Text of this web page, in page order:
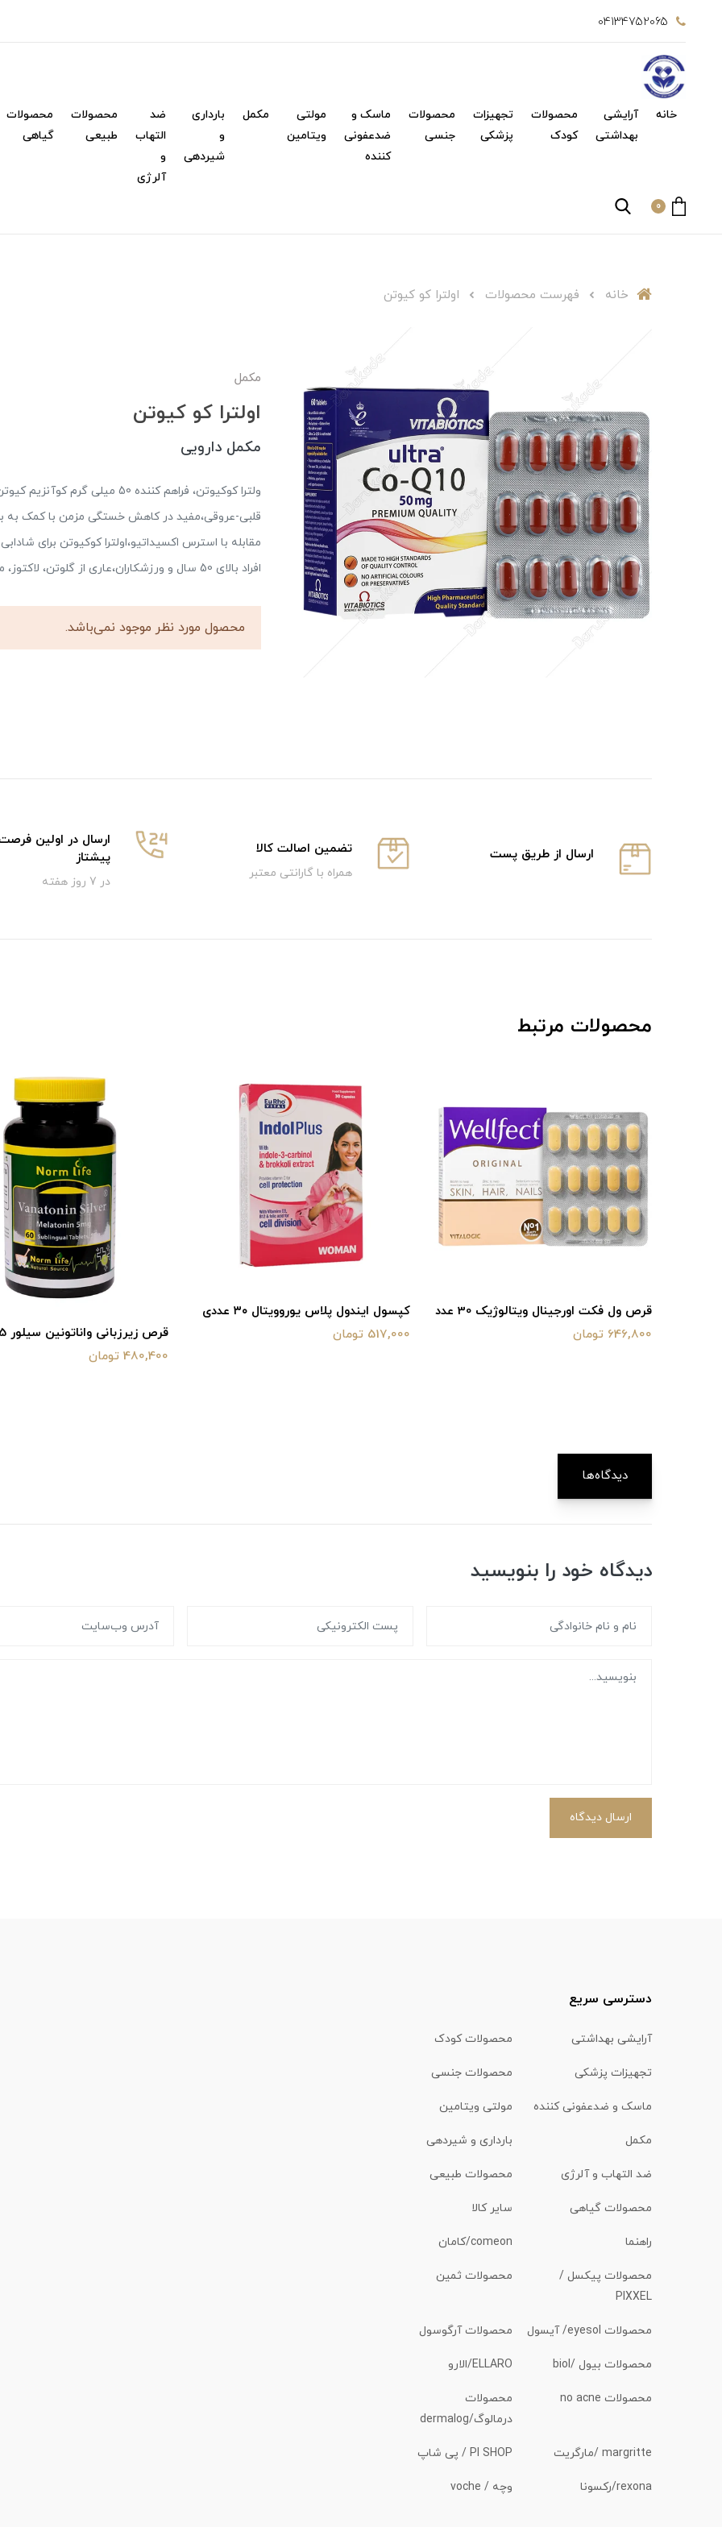
04134752065
خانه
آرایشی
بهداشتی
محصولات
کودک
تجهیزات
پزشکی
محصولات
جنسی
ماسک و
ضدعفونی
کننده
مولتی
ویتامین
مکمل
بارداری
و
شیردهی
ضد
التهاب
و
آلرژی
محصولات
طبیعی
محصولات
گیاهی
0
خانه فهرست محصولات اولترا کو کیوتن
مکمل
اولترا کو کیوتن
مکمل دارویی
ولترا کوکیوتن، فراهم کننده
قلبی-عروقی،مفید در کاهش خستگی مزمن با کمک به
مقابله با استرس اکسیداتیو،اولترا کوکیوتن برای
افراد بالای 50 سال و ورزشکاران،عاری از گلوتن، لاکتوز، مخمر، نمک و هرگونه نگهدارنده و رنگ مصنوعی
محصول مورد نظر موجود نمی‌باشد.
ارسال از طریق پست تضمین اصالت کالا
همراه با گارانتی معتبر
ارسال در اولین
پیشتاز
در 7 روز هفته
محصولات مرتبط
قرص ول فکت اورجینال ویتالوژیک 30 عدد
646,800 تومان
کپسول ایندول پلاس یوروویتال ۳۰ عددی
517,000 تومان
قرص زیرزبانی واناتونین سیلور 5 میلی
480,400 تومان
دیدگاه‌ها
دیدگاه خود را بنویسید
ارسال دیدگاه
دسترسی سریع
آرایشی بهداشتی محصولات کودک
تجهیزات پزشکی محصولات جنسی
ماسک و ضدعفونی کننده مولتی ویتامین
مکمل بارداری و شیردهی
ضد التهاب و آلرژی محصولات طبیعی
محصولات گیاهی سایر کالا
راهنما comeon/کامان
محصولات پیکسل /
PIXXEL
محصولات ثمین
محصولات eyesol/ آیسول محصولات آرگوسول
محصولات بیول /biol ELLARO/الارو
محصولات no acne
محصولات
درمالوگ/dermalog
margritte /مارگریت PI SHOP / پی شاپ
rexona/رکسونا وچه / voche